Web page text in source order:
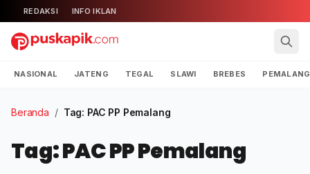
REDAKSI INFO IKLAN
NASIONAL JATENG TEGAL SLAWI BREBES PEMALANG
Beranda / Tag: PAC PP Pemalang
Tag: PAC PP Pemalang